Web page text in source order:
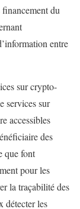
du
entre
sur crypto-
services sur
accessibles
des
que font
pour les
la traçabilité des
détecter les